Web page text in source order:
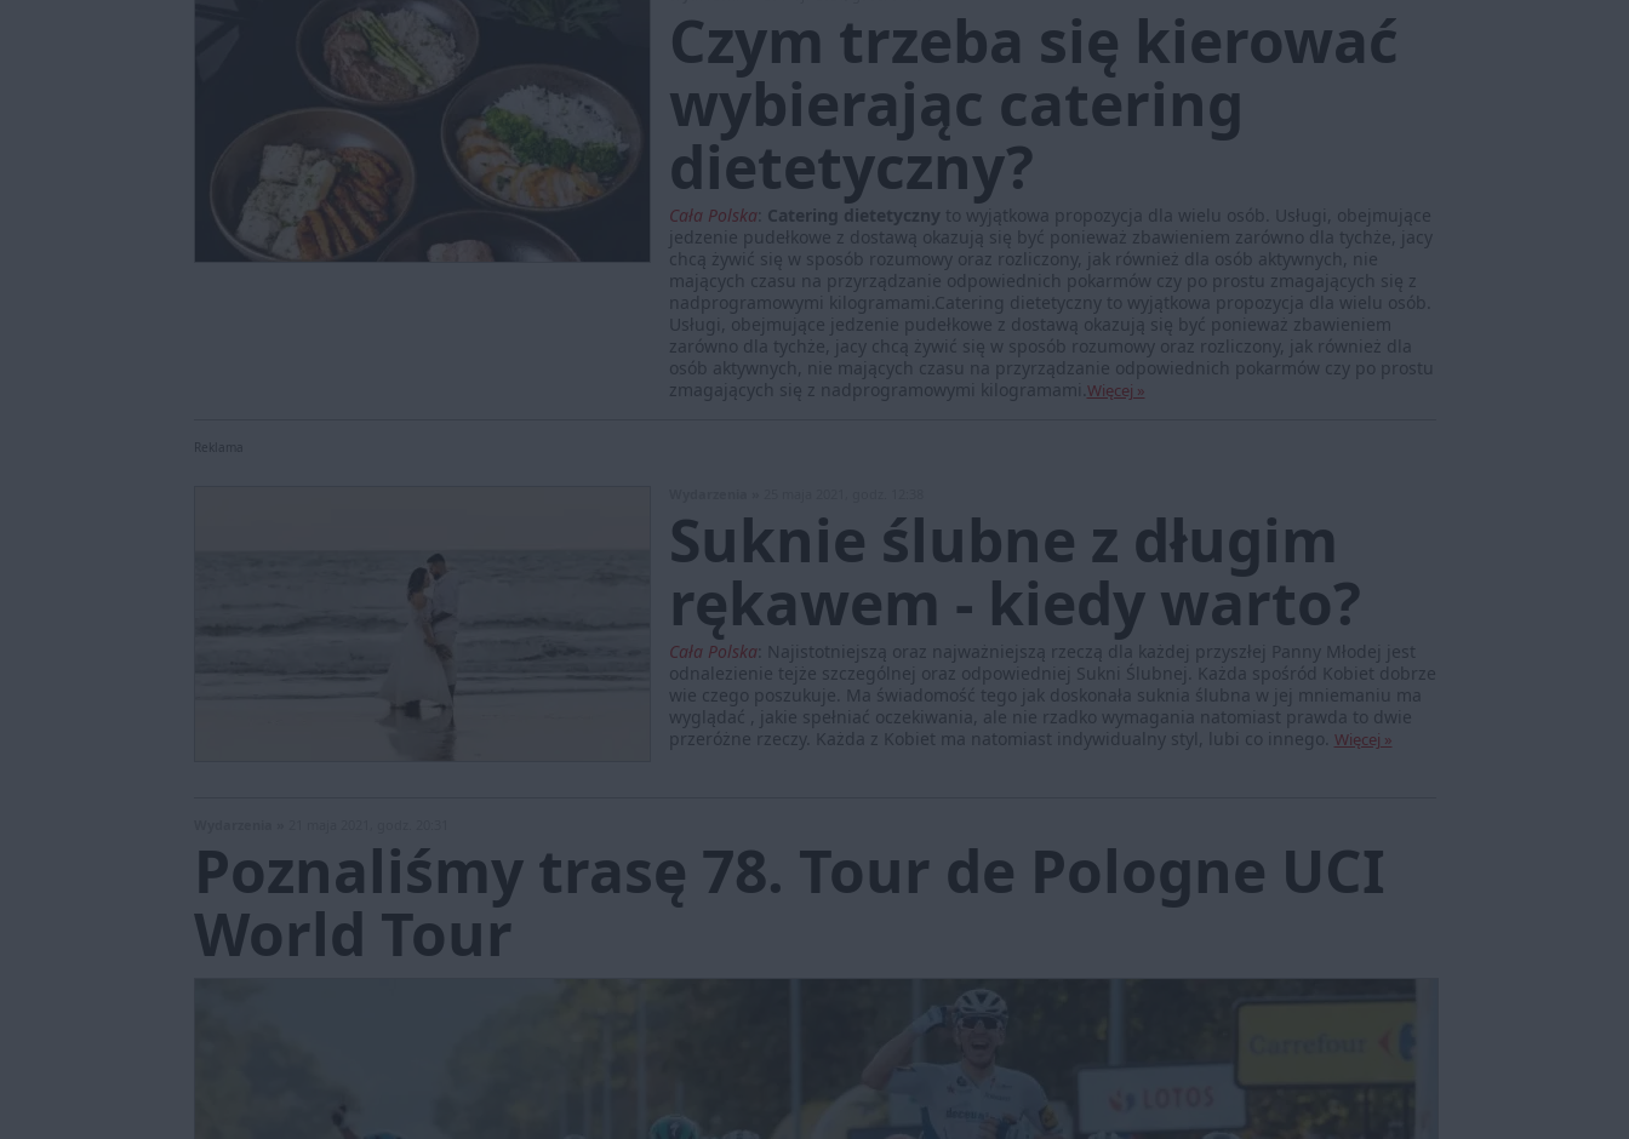
Czym trzeba się kierować
wybierając catering
dietetyczny?
Cała Polska Catering dietetyczny to wyjątkowa propozycja dla wielu osób. Usługi, obejmujące
jedzenie pudełkowe z dostawą okazują się być ponieważ zbawieniem zarówno dla tychże, jacy
chcą żywić się w sposób rozumowy oraz rozliczony, jak również dla osób aktywnych, nie
mających czasu na przyrządzanie odpowiednich pokarmów czy po prostu zmagających się z
nadprogramowymi kilogramami.Catering dietetyczny to wyjątkowa propozycja dla wielu osób.
Usługi, obejmujące jedzenie pudełkowe z dostawą okazują się być ponieważ zbawieniem
zarówno dla tychże, jacy chcą żywić się w sposób rozumowy oraz rozliczony, jak również dla
osób aktywnych, nie mających czasu na przyrządzanie odpowiednich pokarmów czy po prostu
zmagających się z nadprogramowymi kilogramami. Więcej »
Reklama
Suknie ślubne z długim
rękawem - kiedy warto?
Cała Polska Najistotniejszą oraz najważniejszą rzeczą dla każdej przyszłej Panny Młodej jest
odnalezienie tejże szczególnej oraz odpowiedniej Sukni Ślubnej. Każda spośród Kobiet dobrze
wie czego poszukuje. Ma świadomość tego jak doskonała suknia ślubna w jej mniemaniu ma
wyglądać , jakie spełniać oczekiwania, ale nie rzadko wymagania natomiast prawda to dwie
przeróżne rzeczy. Każda z Kobiet ma natomiast indywidualny styl, lubi co innego. Więcej »
Poznaliśmy trasę 78. Tour de Pologne UCI
World Tour